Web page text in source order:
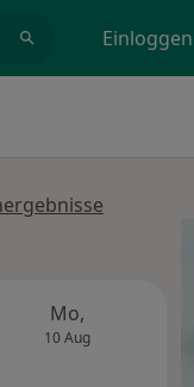
Einloggen
Mo,
10 Aug